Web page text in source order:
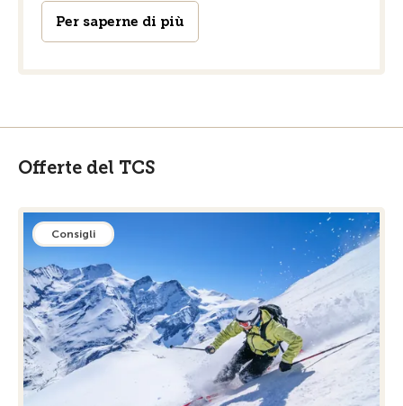
Per saperne di più
Offerte del TCS
Consigli